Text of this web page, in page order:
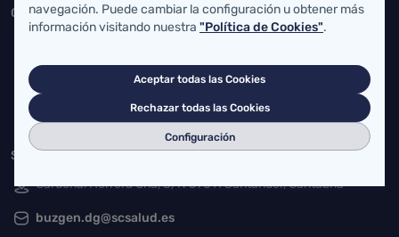
Consejería de Salud
atencionusuario@cantabria.es
942395562
Servicio Cántabro de Salud
Cardenal Herrera Oria, S/N 39011 Santander, Cantabria
buzgen.dg@scsalud.es
navegación. Puede cambiar la configuración u obtener más
información visitando nuestra "Política de Cookies".
Aceptar todas las Cookies
Rechazar todas las Cookies
Configuración